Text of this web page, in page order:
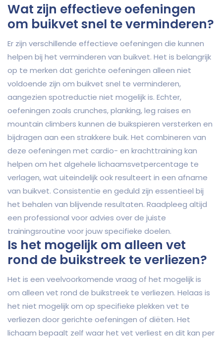
Wat zijn effectieve oefeningen
om buikvet snel te verminderen?
Er zijn verschillende effectieve oefeningen die kunnen
helpen bij het verminderen van buikvet. Het is belangrijk
op te merken dat gerichte oefeningen alleen niet
voldoende zijn om buikvet snel te verminderen,
aangezien spotreductie niet mogelijk is. Echter,
oefeningen zoals crunches, planking, leg raises en
mountain climbers kunnen de buikspieren versterken en
bijdragen aan een strakkere buik. Het combineren van
deze oefeningen met cardio- en krachttraining kan
helpen om het algehele lichaamsvetpercentage te
verlagen, wat uiteindelijk ook resulteert in een afname
van buikvet. Consistentie en geduld zijn essentieel bij
het behalen van blijvende resultaten. Raadpleeg altijd
een professional voor advies over de juiste
trainingsroutine voor jouw specifieke doelen.
Is het mogelijk om alleen vet
rond de buikstreek te verliezen?
Het is een veelvoorkomende vraag of het mogelijk is
om alleen vet rond de buikstreek te verliezen. Helaas is
het niet mogelijk om op specifieke plekken vet te
verliezen door gerichte oefeningen of diëten. Het
lichaam bepaalt zelf waar het vet verliest en dit kan per